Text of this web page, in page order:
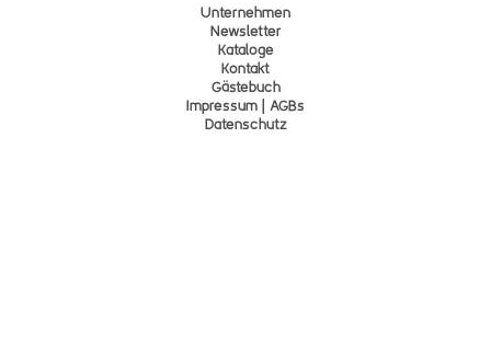
Unternehmen
Newsletter
Kataloge
Kontakt
Gästebuch
Impressum | AGBs
Datenschutz